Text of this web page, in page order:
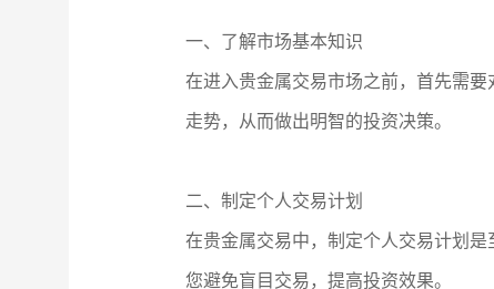
一、了解市场基本知识
在进入贵金属交易市场之前，首先需
走势，从而做出明智的投资决策。
二、制定个人交易计划
在贵金属交易中，制定个人交易计划
您避免盲目交易，提高投资效果。